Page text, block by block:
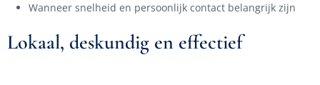
Wanneer snelheid en persoonlijk contact belangrijk zijn
Lokaal, deskundig en effectief